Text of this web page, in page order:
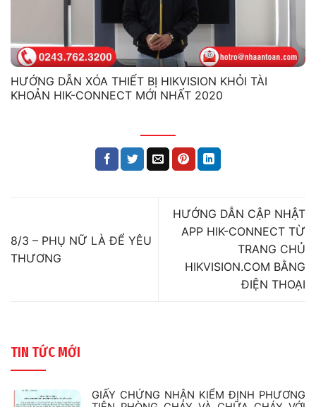
HƯỚNG DẪN XÓA THIẾT BỊ HIKVISION KHỎI TÀI
KHOẢN HIK-CONNECT MỚI NHẤT 2020
8/3 – PHỤ NỮ LÀ ĐỂ YÊU
THƯƠNG
HƯỚNG DẪN CẬP NHẬT
APP HIK-CONNECT TỪ
TRANG CHỦ
HIKVISION.COM BẰNG
ĐIỆN THOẠI
TIN TỨC MỚI
GIẤY CHỨNG NHẬN KIỂM ĐỊNH PHƯƠNG